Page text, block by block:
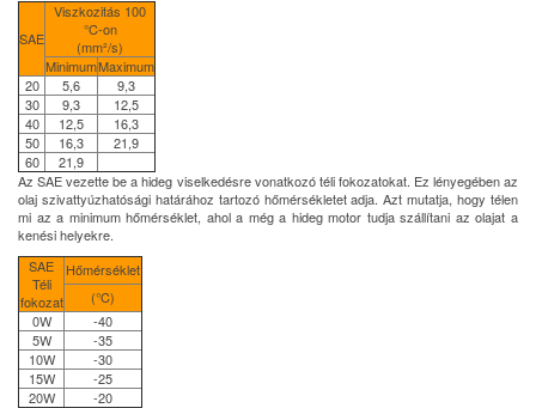
SAE
Viszkozitás 100
°C-on
(mm²/s)
MinimumMaximum
20
5,6
9,3
30
9,3
12,5
40
12,5
16,3
50
16,3
21,9
60
21,9
Az SAE vezette be a hideg viselkedésre vonatkozó téli fokozatokat. Ez lényegében az
olaj szivattyúzhatósági határához tartozó hőmérsékletet adja. Azt mutatja, hogy télen
mi az a minimum hőmérséklet, ahol a még a hideg motor tudja szállítani az olajat a
kenési helyekre.
SAE
Téli
fokozat
Hőmérséklet
(°C)
0W
-40
5W
-35
10W
-30
15W
-25
20W
-20